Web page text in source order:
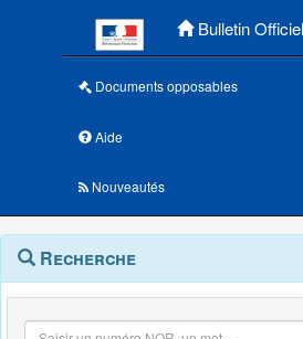
Bulletin Officiel
Documents opposables
Aide
Nouveautés
Navigation
outils
Menu
contextuel
Recherche